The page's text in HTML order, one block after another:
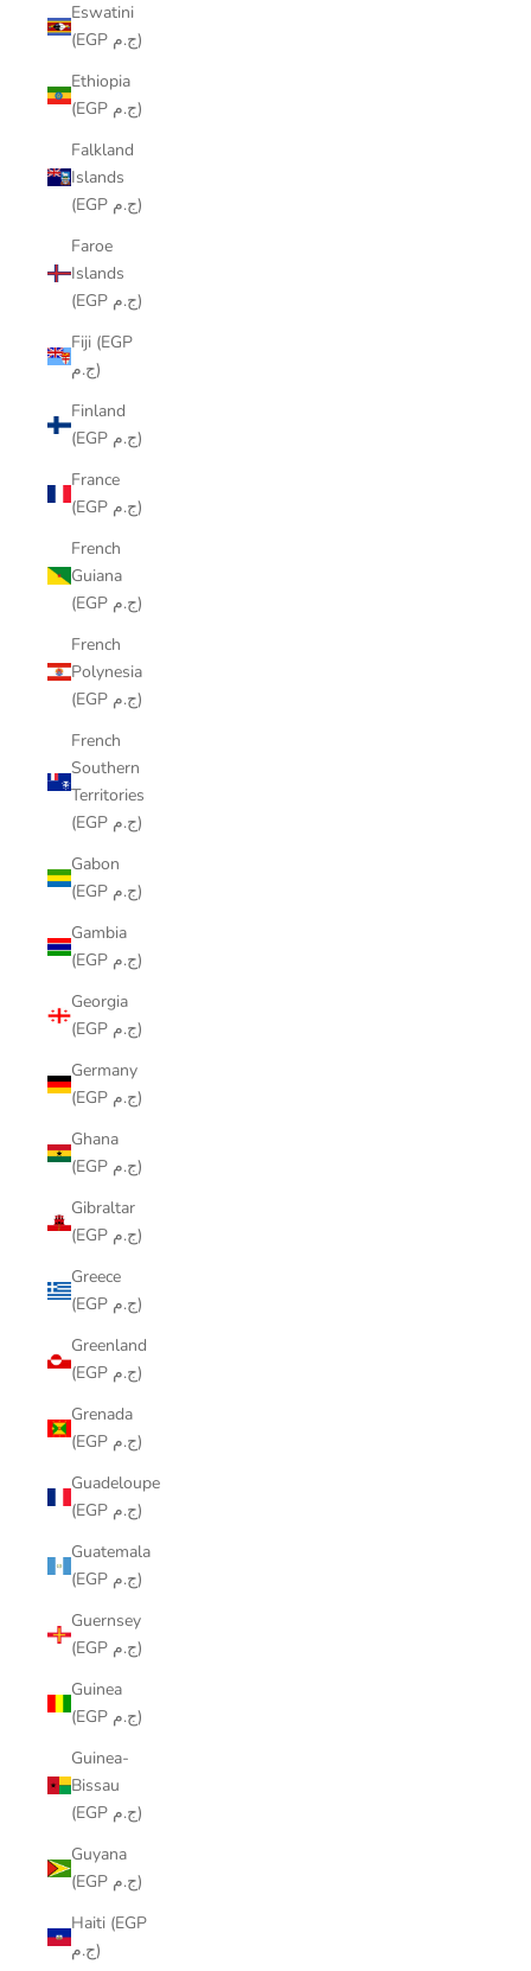
Eswatini
(EGP ج.م)
Ethiopia
(EGP ج.م)
Falkland
Islands
(EGP ج.م)
Faroe
Islands
(EGP ج.م)
Fiji (EGP
ج.م)
Finland
(EGP ج.م)
France
(EGP ج.م)
French
Guiana
(EGP ج.م)
French
Polynesia
(EGP ج.م)
French
Southern
Territories
(EGP ج.م)
Gabon
(EGP ج.م)
Gambia
(EGP ج.م)
Georgia
(EGP ج.م)
Germany
(EGP ج.م)
Ghana
(EGP ج.م)
Gibraltar
(EGP ج.م)
Greece
(EGP ج.م)
Greenland
(EGP ج.م)
Grenada
(EGP ج.م)
Guadeloupe
(EGP ج.م)
Guatemala
(EGP ج.م)
Guernsey
(EGP ج.م)
Guinea
(EGP ج.م)
Guinea-
Bissau
(EGP ج.م)
Guyana
(EGP ج.م)
Haiti (EGP
ج.م)